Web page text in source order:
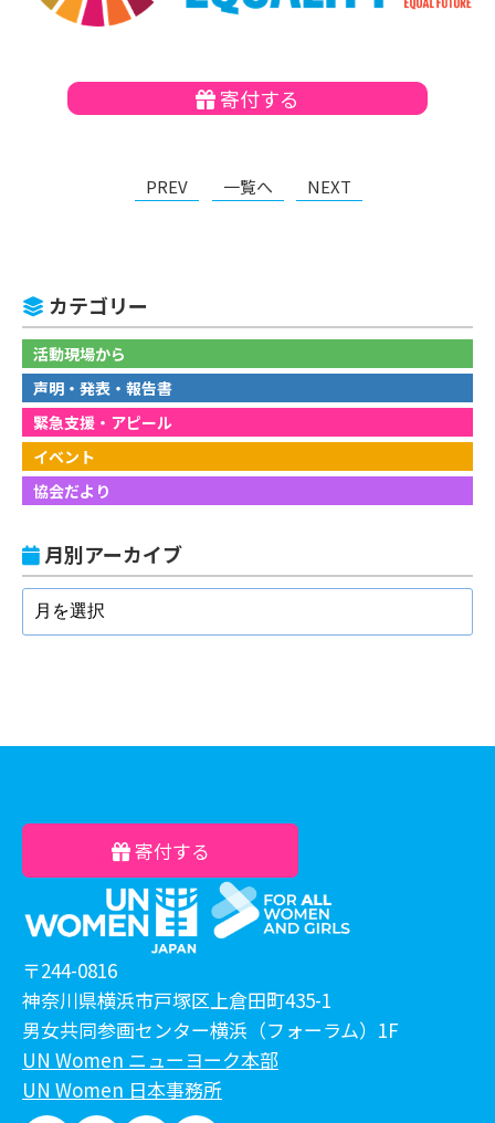
寄付する
PREV 一覧へ NEXT
カテゴリー
活動現場から
声明・発表・報告書
緊急支援・アピール
イベント
協会だより
月別アーカイブ
寄付する
〒244-0816
神奈川県横浜市戸塚区上倉田町435-1
男女共同参画センター横浜（フォーラム）1F
UN Women ニューヨーク本部
UN Women 日本事務所